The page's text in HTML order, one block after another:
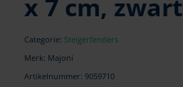
x 7 cm, zwart
Categorie: Steigerfenders
Merk: Majoni
Artikelnummer: 9059710